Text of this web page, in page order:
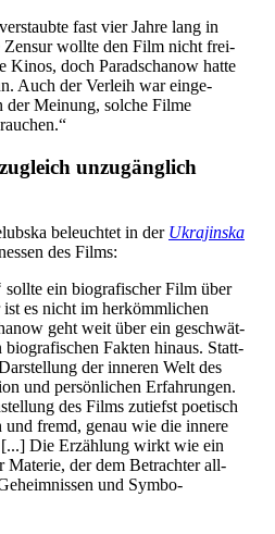
fast vier Jahre lang in
Zensur wollte den Film nicht frei­
Kinos, doch Paradscha­now hatte
Auch der Verleih war ein­ge­
der Meinung, solche Filme
unzu­gäng­lich
beleuch­tet in der Ukra­jinska
des Films:
sollte ein bio­gra­fi­scher Film über
es nicht im her­kömm­li­chen
geht weit über ein geschwät­
Fakten hinaus. Statt­
der inneren Welt des
und per­sön­li­chen Erfah­run­gen.
des Films zutiefst poe­tisch
fremd, genau wie die innere
Die Erzäh­lung wirkt wie ein
Materie, der dem Betrach­ter all­
und Sym­bo­